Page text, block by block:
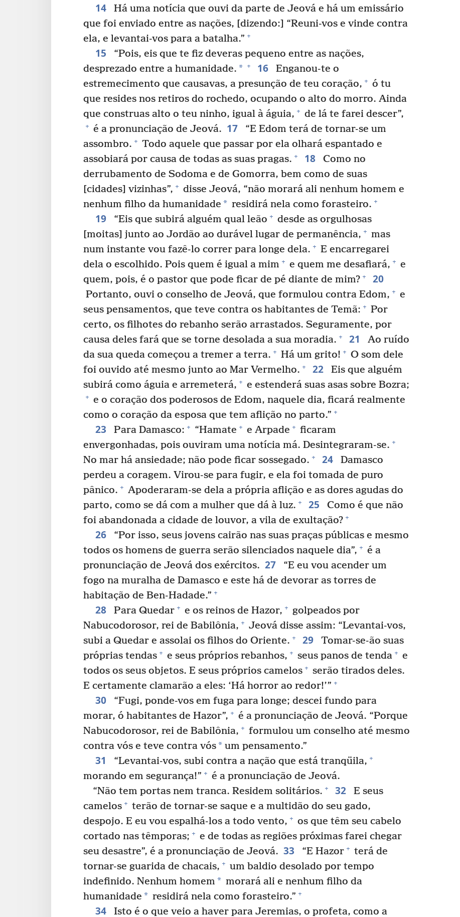
14
Há uma notícia que ouvi da parte de Jeová e há um emissário
que foi enviado entre as nações, [dizendo:] “Reuni-vos e vinde contra
ela, e levantai-vos para a batalha.” +
15
“Pois, eis que te fiz deveras pequeno entre as nações,
desprezado entre a humanidade. * + 16
Enganou-te o
estremecimento que causavas, a presunção de teu coração, + ó tu
que resides nos retiros do rochedo, ocupando o alto do morro. Ainda
que construas alto o teu ninho, igual à águia, + de lá te farei descer”,
+ é a pronunciação de Jeová. 17
“E Edom terá de tornar-se um
assombro. + Todo aquele que passar por ela olhará espantado e
assobiará por causa de todas as suas pragas. + 18
Como no
derrubamento de Sodoma e de Gomorra, bem como de suas
[cidades] vizinhas”, + disse Jeová, “não morará ali nenhum homem e
nenhum filho da humanidade * residirá nela como forasteiro. +
19 “Eis que subirá alguém qual leão + desde as orgulhosas
[moitas] junto ao Jordão ao durável lugar de permanência, + mas
num instante vou fazê-lo correr para longe dela. + E encarregarei
dela o escolhido. Pois quem é igual a mim + e quem me desafiará, + e
quem, pois, é o pastor que pode ficar de pé diante de mim? + 20
Portanto, ouvi o conselho de Jeová, que formulou contra Edom, + e
seus pensamentos, que teve contra os habitantes de Temã: + Por
certo, os filhotes do rebanho serão arrastados. Seguramente, por
causa deles fará que se torne desolada a sua moradia. + 21
Ao ruído
da sua queda começou a tremer a terra. + Há um grito! + O som dele
foi ouvido até mesmo junto ao Mar Vermelho. + 22
Eis que alguém
subirá como águia e arremeterá, + e estenderá suas asas sobre Bozra;
+ e o coração dos poderosos de Edom, naquele dia, ficará realmente
como o coração da esposa que tem aflição no parto.” +
23 Para Damasco: + “Hamate + e Arpade + ficaram
envergonhadas, pois ouviram uma notícia má. Desintegraram-se. +
No mar há ansiedade; não pode ficar sossegado. + 24
Damasco
perdeu a coragem. Virou-se para fugir, e ela foi tomada de puro
pânico. + Apoderaram-se dela a própria aflição e as dores agudas do
parto, como se dá com a mulher que dá à luz. + 25
Como é que não
foi abandonada a cidade de louvor, a vila de exultação? +
26
“Por isso, seus jovens cairão nas suas praças públicas e mesmo
todos os homens de guerra serão silenciados naquele dia”, + é a
pronunciação de Jeová dos exércitos. 27
“E eu vou acender um
fogo na muralha de Damasco e este há de devorar as torres de
habitação de Ben-Hadade.” +
28 Para Quedar + e os reinos de Hazor, + golpeados por
Nabucodorosor, rei de Babilônia, + Jeová disse assim: “Levantai-vos,
subi a Quedar e assolai os filhos do Oriente. + 29
Tomar-se-ão suas
próprias tendas + e seus próprios rebanhos, + seus panos de tenda + e
todos os seus objetos. E seus próprios camelos + serão tirados deles.
E certamente clamarão a eles: ‘Há horror ao redor!’” +
30
“Fugi, ponde-vos em fuga para longe; descei fundo para
morar, ó habitantes de Hazor”, + é a pronunciação de Jeová. “Porque
Nabucodorosor, rei de Babilônia, + formulou um conselho até mesmo
contra vós e teve contra vós* um pensamento.”
31 “Levantai-vos, subi contra a nação que está tranqüila, +
morando em segurança!” + é a pronunciação de Jeová.
“Não tem portas nem tranca. Residem solitários. + 32
E seus
camelos + terão de tornar-se saque e a multidão do seu gado,
despojo. E eu vou espalhá-los a todo vento, + os que têm seu cabelo
cortado nas têmporas; + e de todas as regiões próximas farei chegar
seu desastre”, é a pronunciação de Jeová. 33 “E Hazor + terá de
tornar-se guarida de chacais, + um baldio desolado por tempo
indefinido. Nenhum homem * morará ali e nenhum filho da
humanidade * residirá nela como forasteiro.” +
34 Isto é o que veio a haver para Jeremias, o profeta, como a